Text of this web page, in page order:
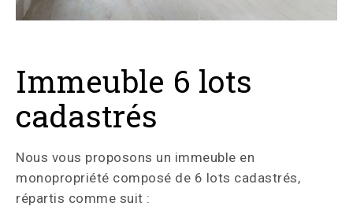
Immeuble 6 lots
cadastrés
Nous vous proposons un immeuble en
monopropriété composé de 6 lots cadastrés,
répartis comme suit :